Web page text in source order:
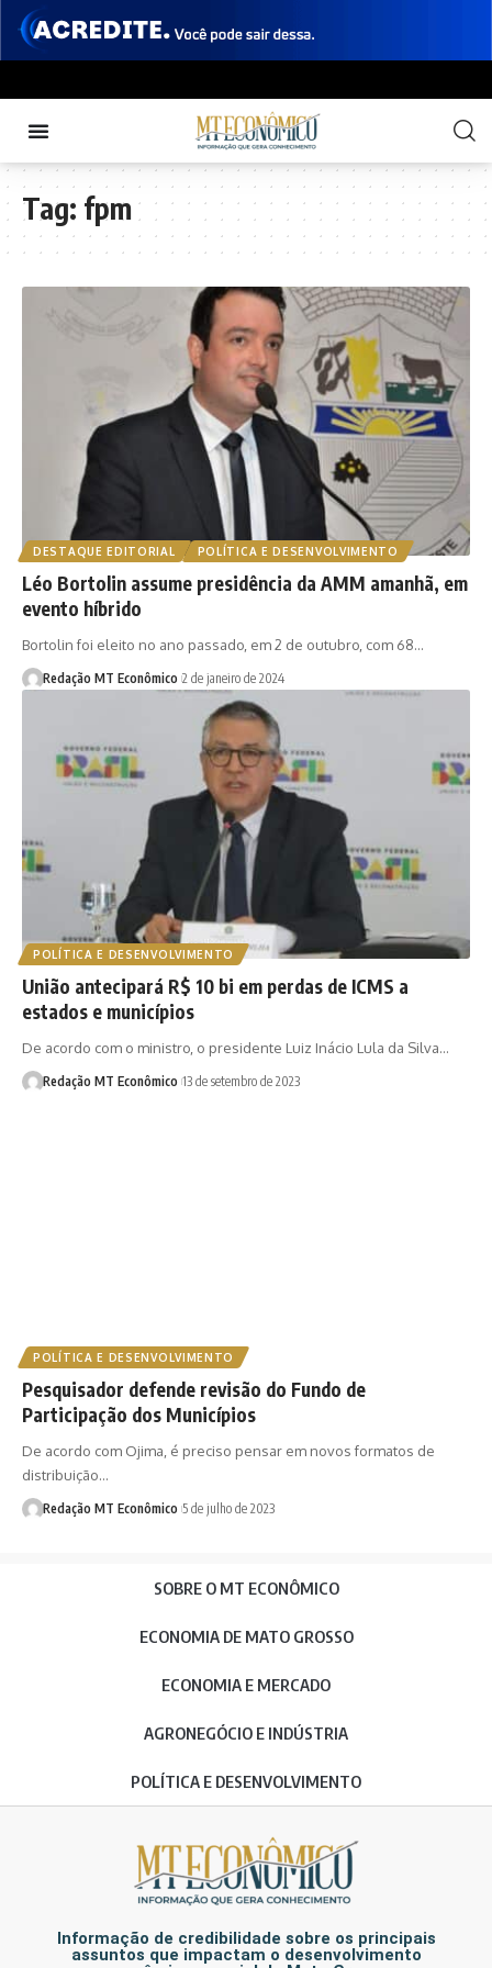
Tag: fpm
DESTAQUE EDITORIAL POLÍTICA E DESENVOLVIMENTO
Léo Bortolin assume presidência da AMM amanhã, em
evento híbrido
Bortolin foi eleito no ano passado, em 2 de outubro, com 68…
Redação MT Econômico 2 de janeiro de 2024
POLÍTICA E DESENVOLVIMENTO
União antecipará R$ 10 bi em perdas de ICMS a
estados e municípios
De acordo com o ministro, o presidente Luiz Inácio Lula da Silva…
Redação MT Econômico 13 de setembro de 2023
POLÍTICA E DESENVOLVIMENTO
Pesquisador defende revisão do Fundo de
Participação dos Municípios
De acordo com Ojima, é preciso pensar em novos formatos de
distribuição…
Redação MT Econômico 5 de julho de 2023
SOBRE O MT ECONÔMICO
ECONOMIA DE MATO GROSSO
ECONOMIA E MERCADO
AGRONEGÓCIO E INDÚSTRIA
POLÍTICA E DESENVOLVIMENTO
Informação de credibilidade sobre os principais
assuntos que impactam o desenvolvimento